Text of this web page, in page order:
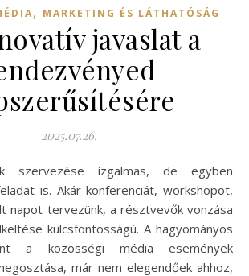
, MARKETING ÉS LÁTHATÓSÁG
javaslat a
2025.07.26.
is. Akár konferenciát, workshopot,
napot tervezünk, a résztvevők vonzása
kulcsfontosságú. A hagyományos
a közösségi média események
már nem elegendőek ahhoz,